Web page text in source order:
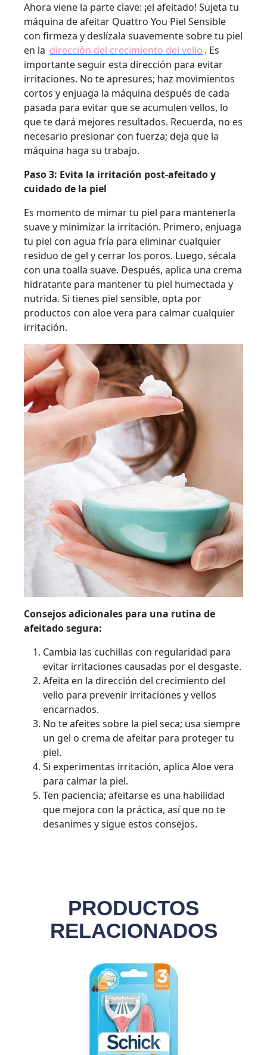
Ahora viene la parte clave: ¡el afeitado! Sujeta tu
máquina de afeitar Quattro You Piel Sensible
con firmeza y deslízala suavemente sobre tu piel
en la dirección del crecimiento del vello . Es
importante seguir esta dirección para evitar
irritaciones. No te apresures; haz movimientos
cortos y enjuaga la máquina después de cada
pasada para evitar que se acumulen vellos, lo
que te dará mejores resultados. Recuerda, no es
necesario presionar con fuerza; deja que la
máquina haga su trabajo.
Paso 3: Evita la irritación post-afeitado y
cuidado de la piel
Es momento de mimar tu piel para mantenerla
suave y minimizar la irritación. Primero, enjuaga
tu piel con agua fría para eliminar cualquier
residuo de gel y cerrar los poros. Luego, sécala
con una toalla suave. Después, aplica una crema
hidratante para mantener tu piel humectada y
nutrida. Si tienes piel sensible, opta por
productos con aloe vera para calmar cualquier
irritación.
Consejos adicionales para una rutina de
afeitado segura:
Cambia las cuchillas con regularidad para
evitar irritaciones causadas por el desgaste.
Afeita en la dirección del crecimiento del
vello para prevenir irritaciones y vellos
encarnados.
No te afeites sobre la piel seca; usa siempre
un gel o crema de afeitar para proteger tu
piel.
Si experimentas irritación, aplica Aloe vera
para calmar la piel.
Ten paciencia; afeitarse es una habilidad
que mejora con la práctica, así que no te
desanimes y sigue estos consejos.
PRODUCTOS
RELACIONADOS